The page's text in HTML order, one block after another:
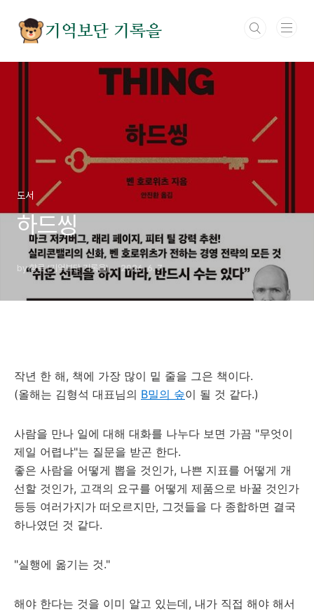
기억보단 기록을
도서
하드씽
by 향로 (기억보단 기록을) 2026. 6. 7.
작년 한 해, 책에 가장 많이 밑 줄을 그은 책이다.
(올해는 김형석 대표님의 B밀의 숲이 될 것 같다.)
사람을 만나 일에 대해 대화를 나누다 보면 가끔 "무엇이
제일 어렵냐"는 질문을 받곤 한다.
좋은 사람을 어떻게 뽑을 것인가, 나쁜 지표를 어떻게 개
선할 것인가, 고객의 요구를 어떻게 제품으로 바꿀 것인가
등등 여러가지가 떠오르지만, 그것들을 다 종합하면 결국
하나였던 것 같다.
"실행에 옮기는 것."
해야 한다는 것을 이미 알고 있는데, 내가 직접 해야 해서